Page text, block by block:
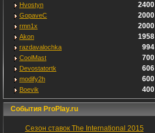
Hvostyn 2400
GopaveC 2000
rmn1x 2000
Akon 1958
razdavalochka 994
CoolMast 700
Devostatortk 606
modify2h 600
Boevik 400
События ProPlay.ru
Сезон ставок The International 2015